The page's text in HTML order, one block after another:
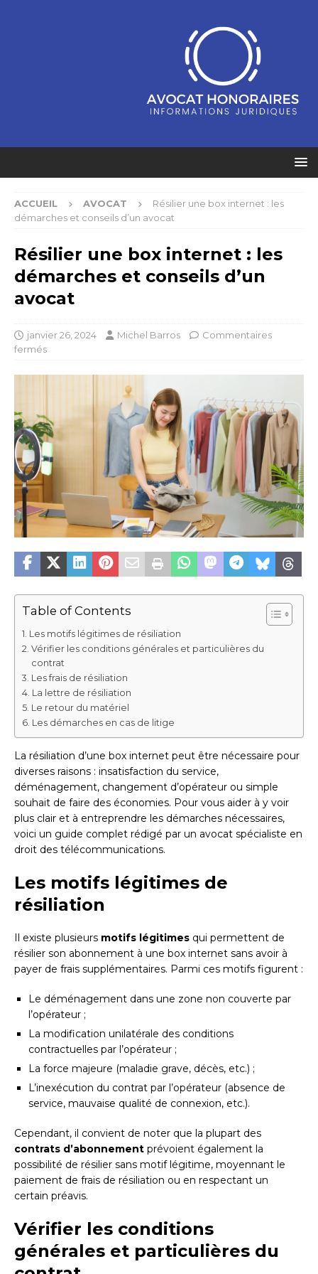
ACCUEIL AVOCAT
Résilier une box internet : les
démarches et conseils d’un avocat
Résilier une box internet : les
démarches et conseils d’un
avocat
janvier 26, 2024 Michel Barros
Commentaires
fermés
Table of Contents
Les motifs légitimes de résiliation
Vérifier les conditions générales et particulières du
contrat
Les frais de résiliation
La lettre de résiliation
Le retour du matériel
Les démarches en cas de litige
La résiliation d’une box internet peut être nécessaire pour
diverses raisons : insatisfaction du service,
déménagement, changement d’opérateur ou simple
souhait de faire des économies. Pour vous aider à y voir
plus clair et à entreprendre les démarches nécessaires,
voici un guide complet rédigé par un avocat spécialiste en
droit des télécommunications.
Les motifs légitimes de
résiliation
Il existe plusieurs motifs légitimes qui permettent de
résilier son abonnement à une box internet sans avoir à
payer de frais supplémentaires. Parmi ces motifs figurent :
Le déménagement dans une zone non couverte par
l’opérateur ;
La modification unilatérale des conditions
contractuelles par l’opérateur ;
La force majeure (maladie grave, décès, etc.) ;
L’inexécution du contrat par l’opérateur (absence de
service, mauvaise qualité de connexion, etc.).
Cependant, il convient de noter que la plupart des
contrats d’abonnement prévoient également la
possibilité de résilier sans motif légitime, moyennant le
paiement de frais de résiliation ou en respectant un
certain préavis.
Vérifier les conditions
générales et particulières du